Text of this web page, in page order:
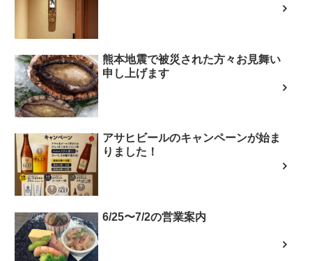
熊本地震で被災された方々お見舞い
申し上げます
アサヒビールのキャンペーンが始ま
りました！
6/25〜7/2の営業案内